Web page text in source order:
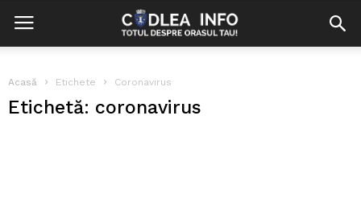
Acasă Etichete Coronavirus
Etichetă: coronavirus